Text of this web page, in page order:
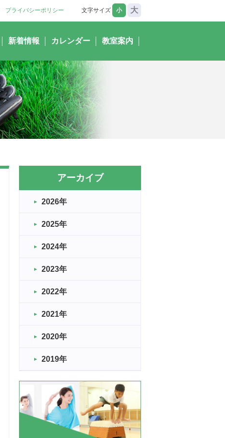
プライバシーポリシー
新着情報 カレンダー 教室案内
文字サイズ 小 大
アーカイブ
2026年
2025年
2024年
2023年
2022年
2021年
2020年
2019年